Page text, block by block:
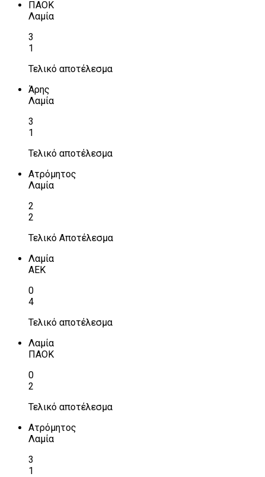
ΠΑΟΚ
Λαμία
3
1
Τελικό αποτέλεσμα
Άρης
Λαμία
3
1
Τελικό αποτέλεσμα
Ατρόμητος
Λαμία
2
2
Τελικό Αποτέλεσμα
Λαμία
ΑΕΚ
0
4
Τελικό αποτέλεσμα
Λαμία
ΠΑΟΚ
0
2
Τελικό αποτέλεσμα
Ατρόμητος
Λαμία
3
1